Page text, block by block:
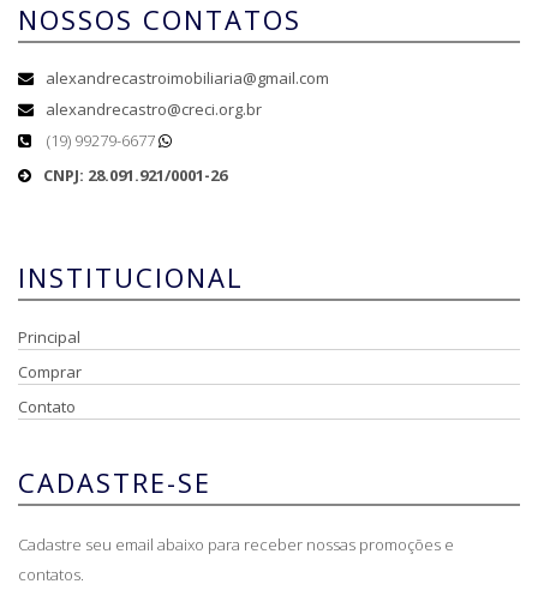
NOSSOS CONTATOS
alexandrecastroimobiliaria@gmail.com
alexandrecastro@creci.org.br
(19) 99279-6677
CNPJ: 28.091.921/0001-26
INSTITUCIONAL
Principal
Comprar
Contato
CADASTRE-SE
Cadastre seu email abaixo para receber nossas promoções e
contatos.